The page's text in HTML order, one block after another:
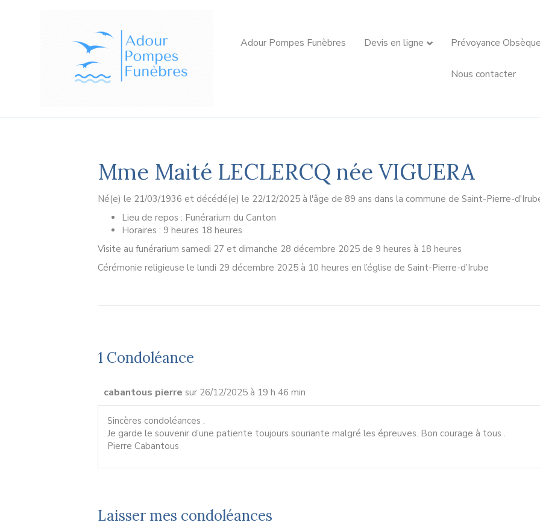
Adour Pompes Funèbres Devis en ligne Prévoyance
Nous contacter
Mme Maité LECLERCQ née VIGUERA
Né(e) le 21/03/1936 et décédé(e) le 22/12/2025 à l'âge de 89 ans dans la commune de Saint-Pierre-
Lieu de repos : Funérarium du Canton
Horaires : 9 heures 18 heures
Visite au funérarium samedi 27 et dimanche 28 décembre 2025 de 9 heures à 18 heures
Cérémonie religieuse le lundi 29 décembre 2025 à 10 heures en l’église de Saint-Pierre-d’Irube
1 Condoléance
cabantous pierre sur 26/12/2025 à 19 h 46 min
Sincères condoléances .
Je garde le souvenir d’une patiente toujours souriante malgré les épreuves. Bon courage à tous .
Pierre Cabantous
Laisser mes condoléances